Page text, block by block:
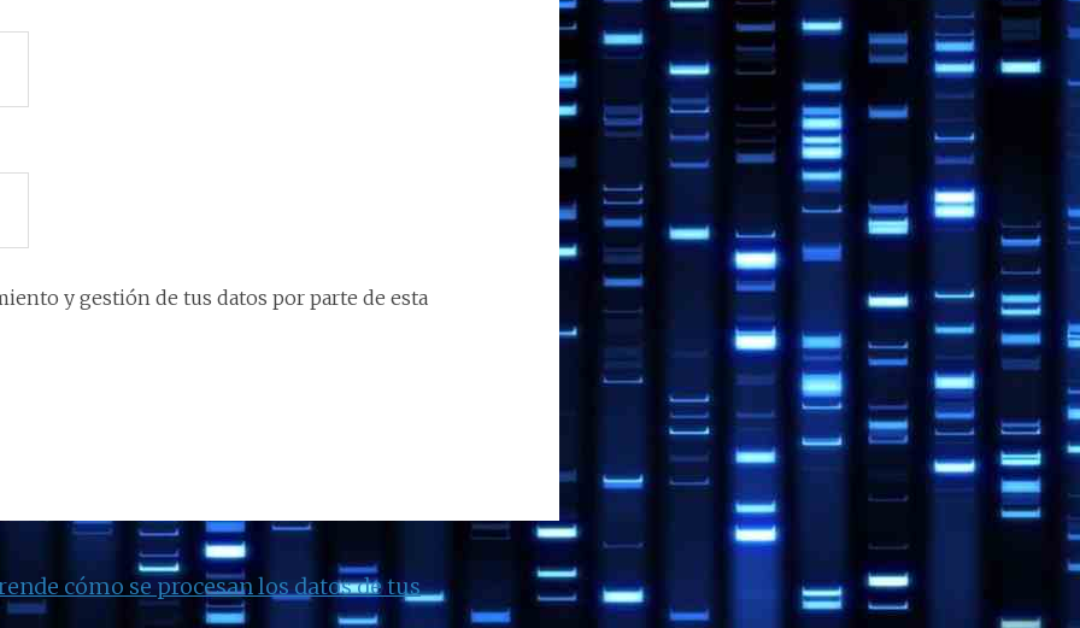
y gestión de tus datos por parte de esta
cómo se procesan los datos de tus